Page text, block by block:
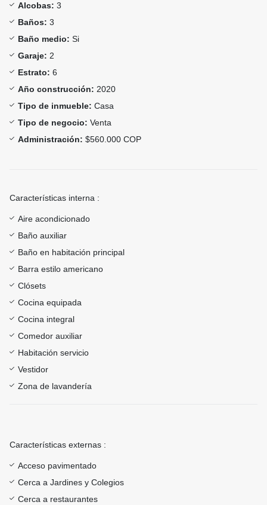
Alcobas: 3
Baños: 3
Baño medio: Si
Garaje: 2
Estrato: 6
Año construcción: 2020
Tipo de inmueble: Casa
Tipo de negocio: Venta
Administración: $560.000 COP
Características interna :
Aire acondicionado
Baño auxiliar
Baño en habitación principal
Barra estilo americano
Clósets
Cocina equipada
Cocina integral
Comedor auxiliar
Habitación servicio
Vestidor
Zona de lavandería
Características externas :
Acceso pavimentado
Cerca a Jardines y Colegios
Cerca a restaurantes